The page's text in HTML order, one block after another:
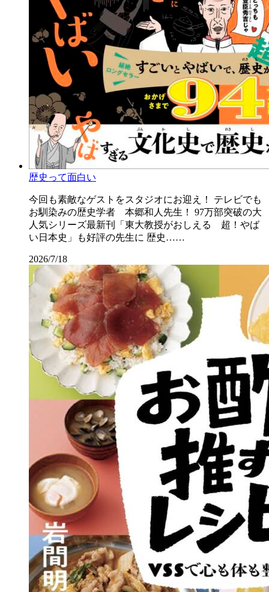
歴史って面白い
今回も素敵なゲストをスタジオにお迎え！ テレビでも
お馴染みの歴史学者 本郷和人先生！ 97万部突破の大
人気シリーズ最新刊「東大教授がおしえる 超！やば
い日本史」も好評の先生に 歴史……
2026/7/18